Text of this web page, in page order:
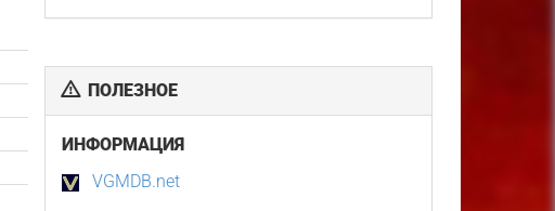
ПОЛЕЗНОЕ
ИНФОРМАЦИЯ
VGMDB.net